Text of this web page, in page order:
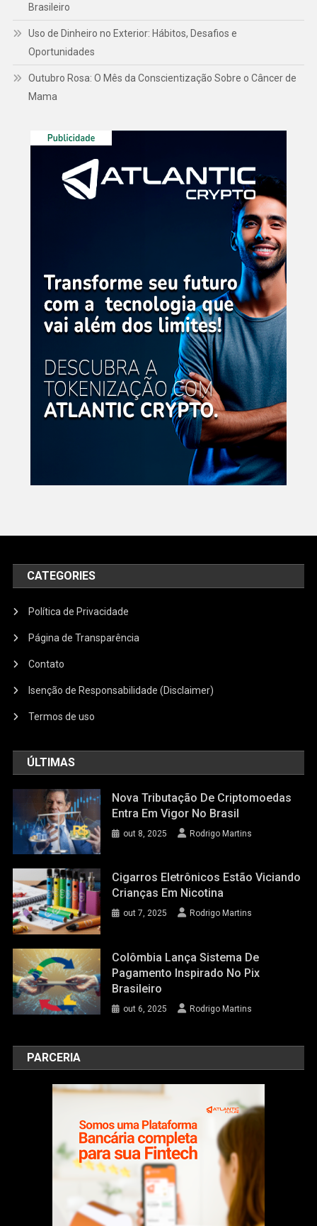
Brasileiro
Uso de Dinheiro no Exterior: Hábitos, Desafios e
Oportunidades
Outubro Rosa: O Mês da Conscientização Sobre o Câncer de
Mama
CATEGORIES
Política de Privacidade
Página de Transparência
Contato
Isenção de Responsabilidade (Disclaimer)
Termos de uso
ÚLTIMAS
Nova Tributação De Criptomoedas
Entra Em Vigor No Brasil
out 8, 2025 Rodrigo Martins
Cigarros Eletrônicos Estão Viciando
Crianças Em Nicotina
out 7, 2025 Rodrigo Martins
Colômbia Lança Sistema De
Pagamento Inspirado No Pix
Brasileiro
out 6, 2025 Rodrigo Martins
PARCERIA